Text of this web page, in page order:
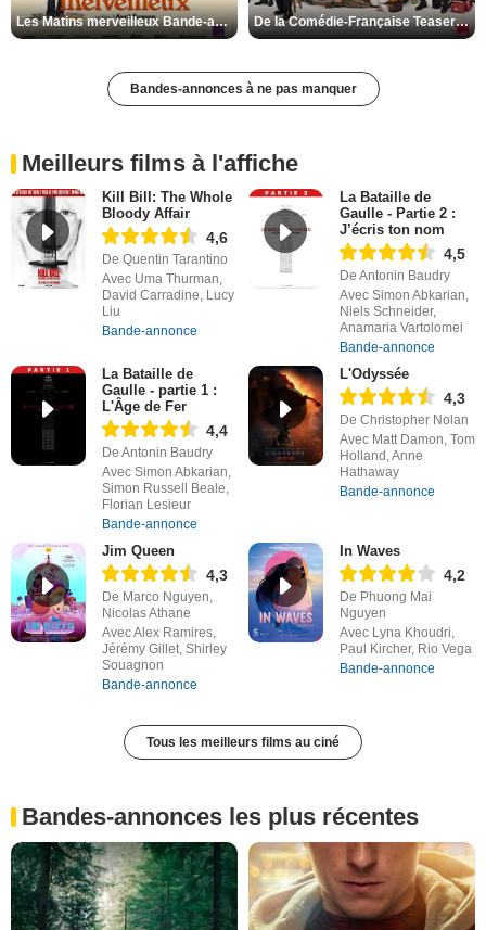
Les Matins merveilleux Bande-annonce VF De la Comédie-Française Teaser VF
Bandes-annonces à ne pas manquer
Meilleurs films à l'affiche
Kill Bill: The Whole
Bloody Affair
4,6
De Quentin Tarantino
Avec Uma Thurman,
David Carradine, Lucy
Liu
Bande-annonce
La Bataille de
Gaulle - Partie 2 :
J’écris ton nom
4,5
De Antonin Baudry
Avec Simon Abkarian,
Niels Schneider,
Anamaria Vartolomei
Bande-annonce
La Bataille de
Gaulle - partie 1 :
L'Âge de Fer
4,4
De Antonin Baudry
Avec Simon Abkarian,
Simon Russell Beale,
Florian Lesieur
Bande-annonce
L'Odyssée
4,3
De Christopher Nolan
Avec Matt Damon, Tom
Holland, Anne
Hathaway
Bande-annonce
Jim Queen
4,3
De Marco Nguyen,
Nicolas Athane
Avec Alex Ramires,
Jérémy Gillet, Shirley
Souagnon
Bande-annonce
In Waves
4,2
De Phuong Mai
Nguyen
Avec Lyna Khoudri,
Paul Kircher, Rio Vega
Bande-annonce
Tous les meilleurs films au ciné
Bandes-annonces les plus récentes